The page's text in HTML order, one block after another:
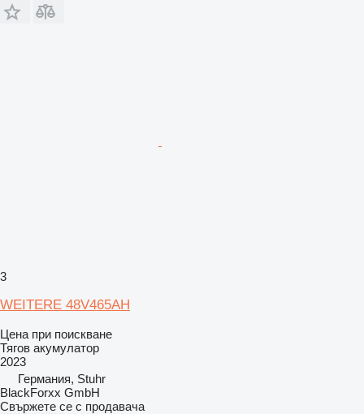
3
WEITERE 48V465AH
Цена при поискване
Тягов акумулатор
2023
Германия, Stuhr
BlackForxx GmbH
Свържете се с продавача